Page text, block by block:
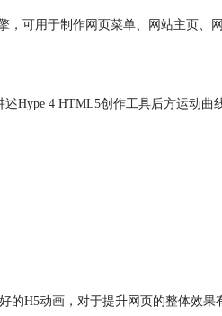
可用于制作网页菜单、网站主页、
Hype 4 HTML5创作工具后方运动曲
H5动画，对于提升网页的整体效果